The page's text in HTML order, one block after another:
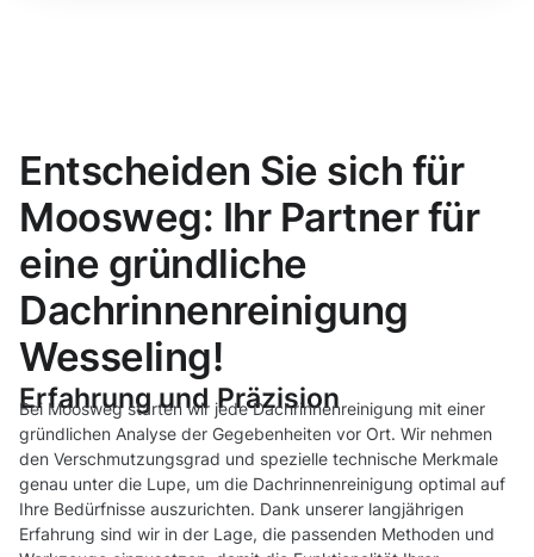
Entscheiden Sie sich für
Moosweg: Ihr Partner für
eine gründliche
Dachrinnenreinigung
Wesseling!
Erfahrung und Präzision
Bei Moosweg starten wir jede Dachrinnenreinigung mit einer
gründlichen Analyse der Gegebenheiten vor Ort. Wir nehmen
den Verschmutzungsgrad und spezielle technische Merkmale
genau unter die Lupe, um die Dachrinnenreinigung optimal auf
Ihre Bedürfnisse auszurichten. Dank unserer langjährigen
Erfahrung sind wir in der Lage, die passenden Methoden und